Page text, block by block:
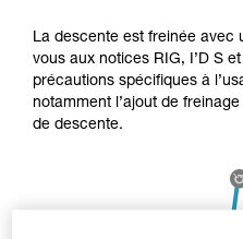
La descente est freinée avec
vous aux notices RIG, I’D S
précautions spécifiques à
notamment l’ajout de
de descente.